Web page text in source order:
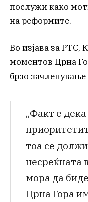
послужи како
на реформите.
Во изјава за РТС,
моментов Црна
брзо зачленување
„Факт е
тоа се
несреќната
мора да
Црна Гора